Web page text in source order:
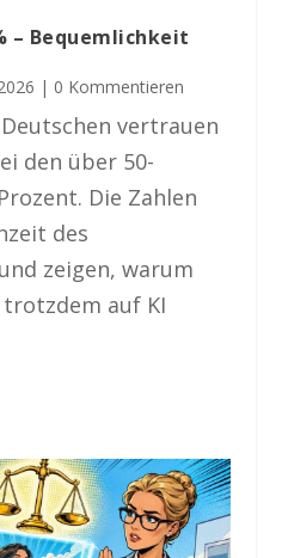
– Bequemlichkeit
| 0 Kommentieren
vertrauen
den über 50-
Die Zahlen
des
zeigen, warum
auf KI